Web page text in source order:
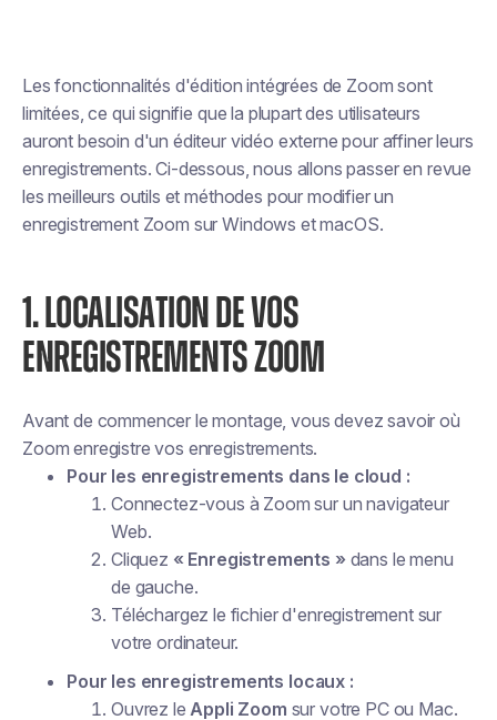
Les fonctionnalités d'édition intégrées de Zoom sont
limitées, ce qui signifie que la plupart des utilisateurs
auront besoin d'un éditeur vidéo externe pour affiner leurs
enregistrements. Ci-dessous, nous allons passer en revue
les meilleurs outils et méthodes pour modifier un
enregistrement Zoom sur Windows et macOS.
1. LOCALISATION DE VOS
ENREGISTREMENTS ZOOM
Avant de commencer le montage, vous devez savoir où
Zoom enregistre vos enregistrements.
Pour les enregistrements dans le cloud :
Connectez-vous à Zoom sur un navigateur
Web.
Cliquez « Enregistrements »dans le menu
de gauche.
Téléchargez le fichier d'enregistrement sur
votre ordinateur.
Pour les enregistrements locaux :
Ouvrez leAppli Zoom sur votre PC ou Mac.